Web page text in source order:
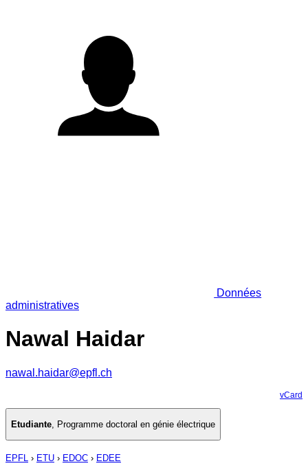
Données
administratives
Nawal Haidar
nawal.haidar@epfl.ch
vCard
Etudiante, Programme doctoral en génie électrique
EPFL › ETU › EDOC › EDEE